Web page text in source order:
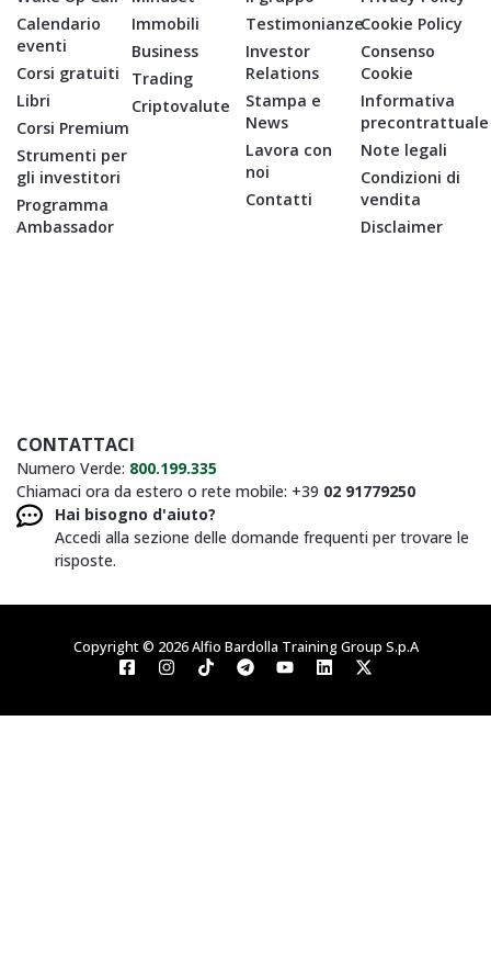
Calendario
eventi
Corsi gratuiti
Libri
Corsi Premium
Strumenti per
gli investitori
Programma
Ambassador
Immobili
Business
Trading
Criptovalute
Testimonianze
Investor
Relations
Stampa e
News
Lavora con
noi
Contatti
Cookie Policy
Consenso
Cookie
Informativa
precontrattuale
Note legali
Condizioni di
vendita
Disclaimer
CONTATTACI
Numero Verde: 800.199.335
Chiamaci ora da estero o rete mobile: +39 02 91779250
Hai bisogno d'aiuto?
Accedi alla sezione delle domande frequenti per trovare le
risposte.
Copyright © 2026 Alfio Bardolla Training Group S.p.A